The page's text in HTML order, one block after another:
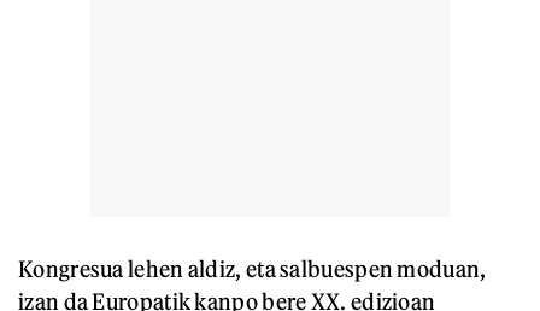
Kongresua lehen aldiz, eta salbuespen moduan,
izan da Europatik kanpo bere XX. edizioan